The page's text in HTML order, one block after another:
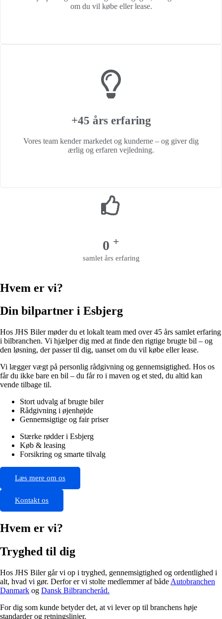
om du vil købe eller lease.
+45 års erfaring
Vores team kender markedet og kunderne – og giver dig
ærlig og erfaren vejledning.
0 +
samlet års erfaring
Hvem er vi?
Din bilpartner i Esbjerg
Hos JHS Biler møder du et lokalt team med over 45 års samlet erfaring
i bilbranchen. Vi hjælper dig med at finde den rigtige brugte bil – og
den løsning, der passer til dig, uanset om du vil købe eller lease.
Vi lægger vægt på personlig rådgivning og gennemsigtighed. Hos os
får du ikke bare en bil – du får ro i maven og et sted, du altid kan
vende tilbage til.
Stort udvalg af brugte biler
Rådgivning i øjenhøjde
Gennemsigtige og fair priser
Stærke rødder i Esbjerg
Køb & leasing
Forsikring og smarte tilvalg
Læs mere om os
Kontakt os
Hvem er vi?
Tryghed til dig
Hos JHS Biler går vi op i tryghed, gennemsigtighed og ordentlighed i
alt, hvad vi gør. Derfor er vi stolte medlemmer af både Autobranchen
Danmark og Dansk Bilbrancheråd.
For dig som kunde betyder det, at vi lever op til branchens høje
standarder og retningslinjer.